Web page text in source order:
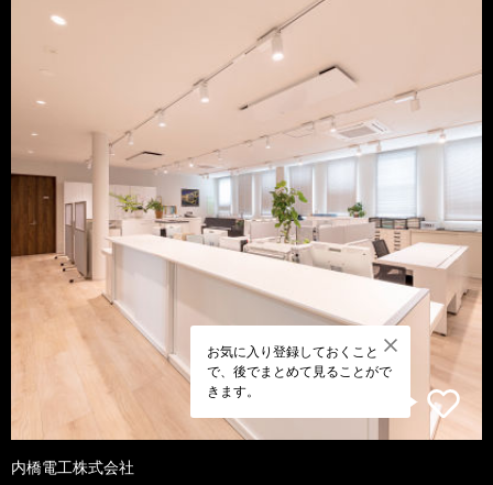
お気に入り登録しておくこと
で、後でまとめて見ることがで
きます。
内橋電工株式会社